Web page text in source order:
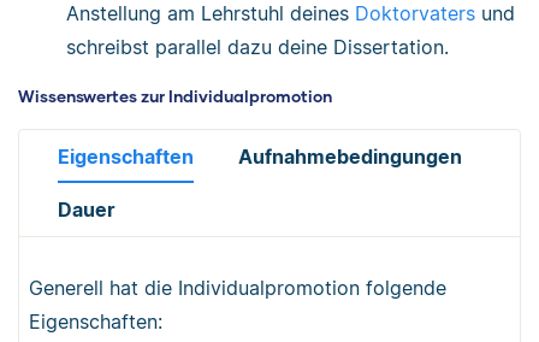
Anstellung am Lehrstuhl deines Doktorvaters und
schreibst parallel dazu deine Dissertation.
Wissenswertes zur Individualpromotion
Eigenschaften Aufnahmebedingungen
Dauer
Generell hat die Individualpromotion folgende
Eigenschaften: